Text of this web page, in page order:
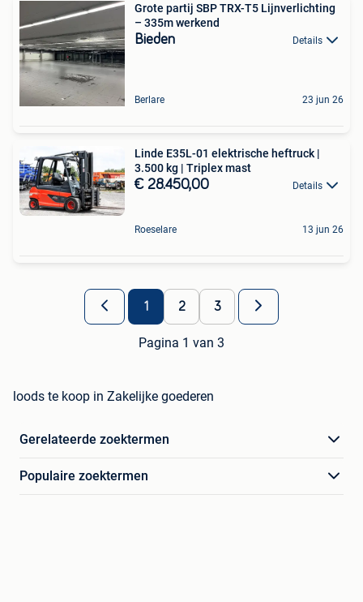
Grote partij SBP TRX-T5 Lijnverlichting
– 335m werkend
Bieden Details
Berlare 23 jun 26
Linde E35L-01 elektrische heftruck |
3.500 kg | Triplex mast
€ 28.450,00 Details
Roeselare 13 jun 26
1 2 3
Pagina 1 van 3
loods te koop in Zakelijke goederen
Gerelateerde zoektermen
Populaire zoektermen